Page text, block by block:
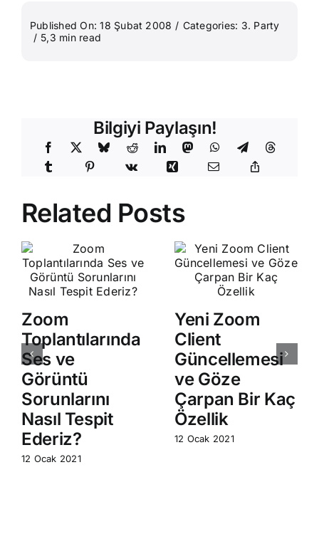
Published On: 18 Şubat 2008 / Categories: 3. Party
/ 5,3 min read
Bilgiyi Paylaşın!
Related Posts
Zoom
Toplantılarında
Ses ve
Görüntü
Sorunlarını
Nasıl Tespit
Ederiz?
12 Ocak 2021
Yeni Zoom
Client
Güncellemesi
ve Göze
Çarpan Bir Kaç
Özellik
12 Ocak 2021